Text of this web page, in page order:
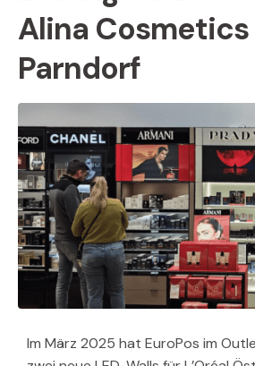
Alina
Parndorf
Im März 2025 hat EuroPos im